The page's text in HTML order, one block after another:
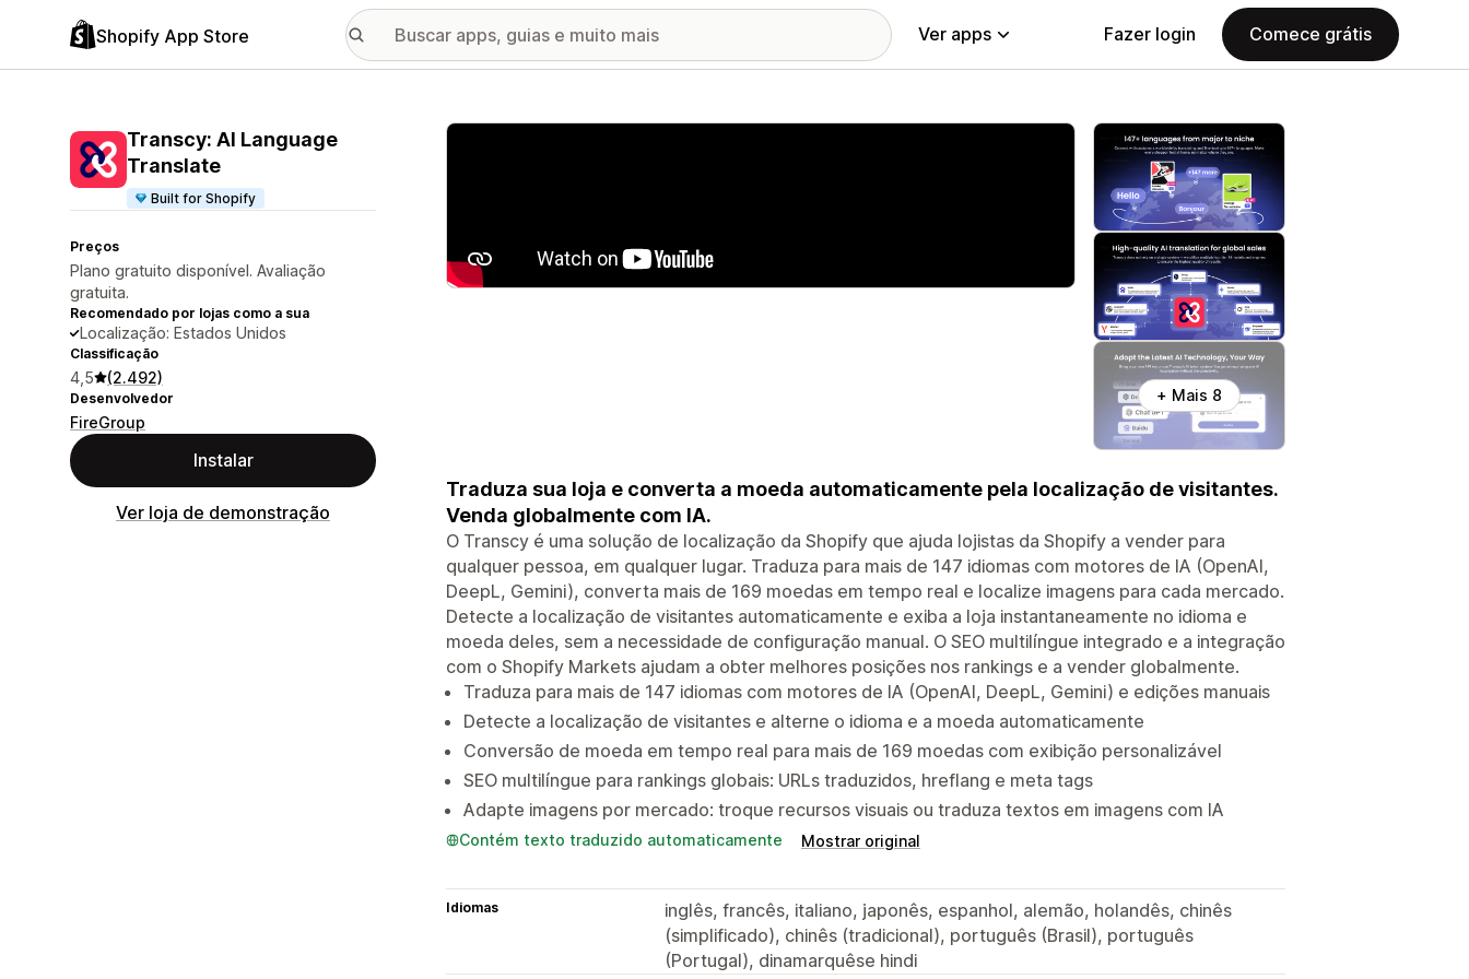
Shopify App Store Ver apps Fazer login Comece grátis
Transcy: AI Language
Translate
Built for Shopify
Preços
Plano gratuito disponível. Avaliação
gratuita.
Recomendado por lojas como a sua
Localização: Estados Unidos
Classificação
4,5 (2.492)
Desenvolvedor
FireGroup
Instalar
Ver loja de demonstração
Galeria de imagens em destaque
+ Mais 8
Traduza sua loja e converta a moeda automaticamente pela localização de visitantes.
Venda globalmente com IA.
O Transcy é uma solução de localização da Shopify que ajuda lojistas da Shopify a vender para
qualquer pessoa, em qualquer lugar. Traduza para mais de 147 idiomas com motores de IA (OpenAI,
DeepL, Gemini), converta mais de 169 moedas em tempo real e localize imagens para cada mercado.
Detecte a localização de visitantes automaticamente e exiba a loja instantaneamente no idioma e
moeda deles, sem a necessidade de configuração manual. O SEO multilíngue integrado e a integração
com o Shopify Markets ajudam a obter melhores posições nos rankings e a vender globalmente.
Traduza para mais de 147 idiomas com motores de IA (OpenAI, DeepL, Gemini) e edições manuais
Detecte a localização de visitantes e alterne o idioma e a moeda automaticamente
Conversão de moeda em tempo real para mais de 169 moedas com exibição personalizável
SEO multilíngue para rankings globais: URLs traduzidos, hreflang e meta tags
Adapte imagens por mercado: troque recursos visuais ou traduza textos em imagens com IA
Contém texto traduzido automaticamente Mostrar original
Idiomas
inglês, francês, italiano, japonês, espanhol, alemão, holandês, chinês
(simplificado), chinês (tradicional), português (Brasil), português
(Portugal), dinamarquêse hindi